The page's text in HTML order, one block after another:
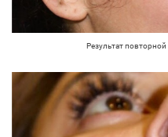
Результат